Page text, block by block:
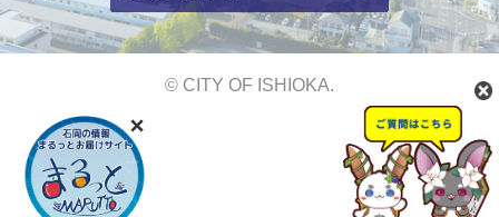
© CITY OF ISHIOKA.